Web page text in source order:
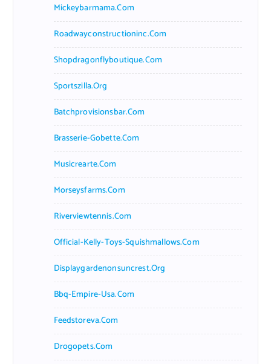
Mickeybarmama.com
Roadwayconstructioninc.com
Shopdragonflyboutique.com
Sportszilla.org
Batchprovisionsbar.com
Brasserie-Gobette.com
Musicrearte.com
Morseysfarms.com
Riverviewtennis.com
Official-Kelly-Toys-Squishmallows.com
Displaygardenonsuncrest.org
Bbq-Empire-Usa.com
Feedstoreva.com
Drogopets.com